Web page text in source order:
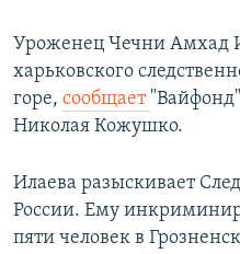
Все сайты РСЕ/РС
Уроженец Чечни Амхад
харьковского
горе, сообщает
Николая Кожушко.
Илаева разыскивает
России. Ему
пяти человек в